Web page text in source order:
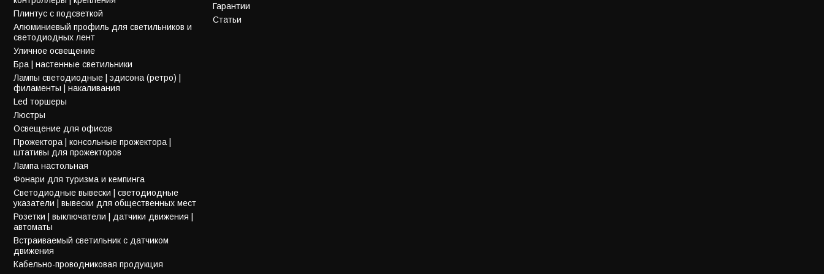
Плинтус с подсветкой
Алюминиевый профиль для светильников и
светодиодных лент
Уличное освещение
Бра | настенные светильники
Лампы светодиодные | эдисона (ретро) |
филаменты | накаливания
Led торшеры
Люстры
Освещение для офисов
Прожектора | консольные прожектора |
штативы для прожекторов
Лампа настольная
Фонари для туризма и кемпинга
Светодиодные вывески | светодиодные
указатели | вывески для общественных мест
Розетки | выключатели | датчики движения |
автоматы
Встраиваемый светильник с датчиком
движения
Кабельно-проводниковая продукция
Гарантии
Статьи